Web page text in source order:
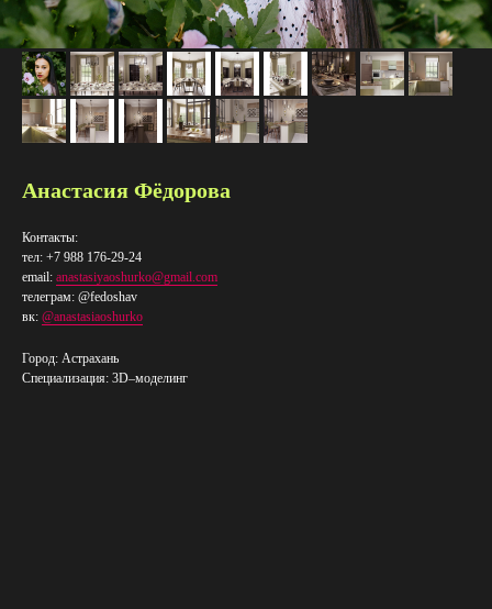
Анастасия Фёдорова
Контакты:
тел: +7 988 176-29-24
email: anastasiyaoshurko@gmail.com
телеграм: @fedoshav
вк: @anastasiaoshurko
Город: Астрахань
Специализация: 3D–​моделинг